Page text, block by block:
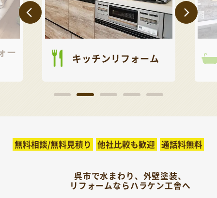
ー キッチンリフォーム
無料相談/無料見積り 他社比較も歓迎 通話料無料
呉市で水まわり、外壁塗装、
リフォームならハラケン工舎へ